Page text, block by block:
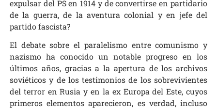
expulsar del PS en 1914 y de convertirse en partidario
de la guerra, de la aventura colonial y en jefe del
partido fascista?
El debate sobre el paralelismo entre comunismo y
nazismo ha conocido un notable progreso en los
últimos años, gracias a la apertura de los archivos
soviéticos y de los testimonios de los sobrevivientes
del terror en Rusia y en la ex Europa del Este, cuyos
primeros elementos aparecieron, es verdad, incluso